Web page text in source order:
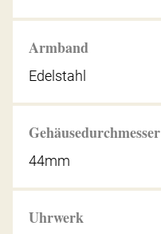
Armband
Edelstahl
Gehäusedurchmesser
44mm
Uhrwerk